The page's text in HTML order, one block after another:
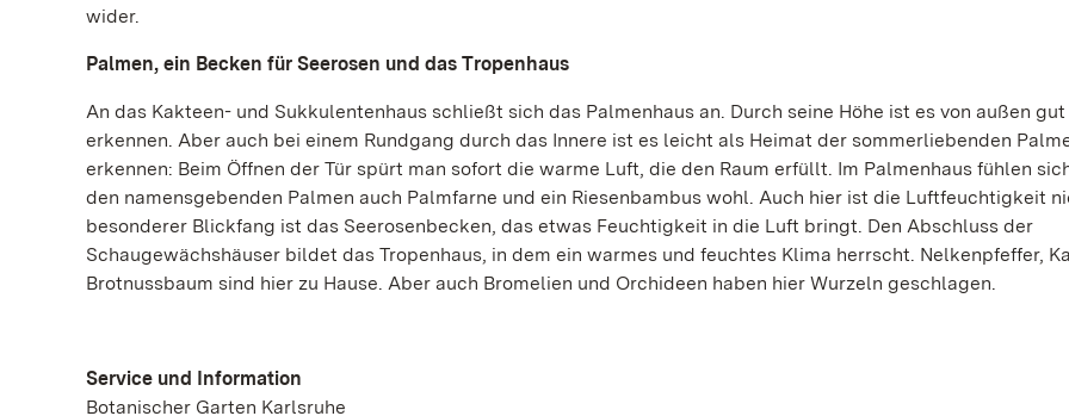
wider.
Palmen, ein Becken für Seerosen und das Tropenhaus
An das Kakteen- und Sukkulentenhaus schließt sich das Palmenhaus an. Durch seine Höhe ist es von außen gut
erkennen. Aber auch bei einem Rundgang durch das Innere ist es leicht als Heimat der sommerliebenden
erkennen: Beim Öffnen der Tür spürt man sofort die warme Luft, die den Raum erfüllt. Im Palmenhaus fühlen
den namensgebenden Palmen auch Palmfarne und ein Riesenbambus wohl. Auch hier ist die Luftfeuchtigkeit
besonderer Blickfang ist das Seerosenbecken, das etwas Feuchtigkeit in die Luft bringt. Den Abschluss der
Schaugewächshäuser bildet das Tropenhaus, in dem ein warmes und feuchtes Klima herrscht. Nelkenpfeffer,
Brotnussbaum sind hier zu Hause. Aber auch Bromelien und Orchideen haben hier Wurzeln geschlagen.
Service und Information
Botanischer Garten Karlsruhe